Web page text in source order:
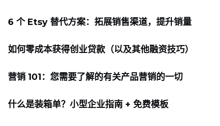
6 个 Etsy 替代方案：拓展销售渠道，提升销量
如何零成本获得创业贷款（以及其他融资技巧）
营销 101：您需要了解的有关产品营销的一切
什么是装箱单？小型企业指南 + 免费模板